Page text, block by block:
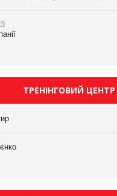
ТРЕНІНГОВИЙ ЦЕНТР